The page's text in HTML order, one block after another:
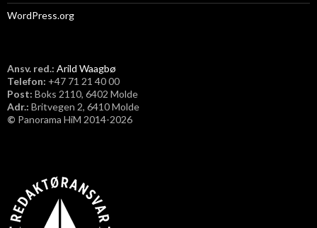
WordPress.org
Ansv. red.: Arild Waagbø
Telefon: ​+47 71 21 40 00
Post: Boks 2110, 6402 Molde
Adr.: Britvegen 2, 6410 Molde
© Panorama HiM 2014-2026